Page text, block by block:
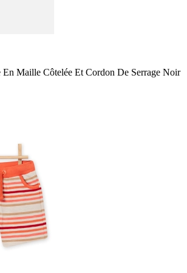
Maille Côtelée Et Cordon De Serrage Noir